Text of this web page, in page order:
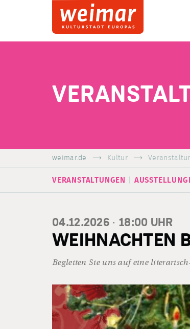
weimar.de Kultur
VERANSTALTUNGEN
04.12.2026 · 18:00 UHR
WEIHNACHTEN
Begleiten Sie uns auf eine